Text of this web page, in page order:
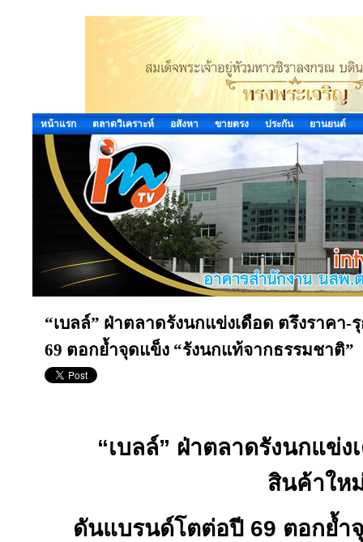
หน้าแรก ตลาดวิเคราะห์ อสังหา ขายตรง ประกัน ยานยนต์
“เบลล์” ฝ่าตลาดรังนกแข่งเดือด ตรึงราค
69 ตอกย้ำจุดแข็ง “รังนกแท้จากธรรมชาติ”
“เบลล์” ฝ่าตลาดรังนกแข่ง
สินค้าให
ดันแบรนด์โตต่อปี 69 ตอกย้ำ